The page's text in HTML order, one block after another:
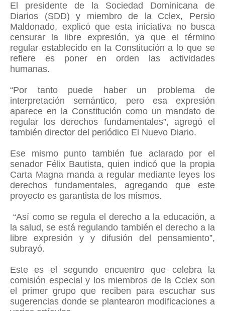
El presidente de la Sociedad Dominicana de
Diarios (SDD) y miembro de la Cclex, Persio
Maldonado, explicó que esta iniciativa no busca
censurar la libre expresión, ya que el término
regular establecido en la Constitución a lo que se
refiere es poner en orden las actividades
humanas.
“Por tanto puede haber un problema de
interpretación semántico, pero esa expresión
aparece en la Constitución como un mandato de
regular los derechos fundamentales”, agregó el
también director del periódico El Nuevo Diario.
Ese mismo punto también fue aclarado por el
senador Félix Bautista, quien indicó que la propia
Carta Magna manda a regular mediante leyes los
derechos fundamentales, agregando que este
proyecto es garantista de los mismos.
“Así como se regula el derecho a la educación, a
la salud, se está regulando también el derecho a la
libre expresión y y difusión del pensamiento”,
subrayó.
Este es el segundo encuentro que celebra la
comisión especial y los miembros de la Cclex son
el primer grupo que reciben para escuchar sus
sugerencias donde se plantearon modificaciones a